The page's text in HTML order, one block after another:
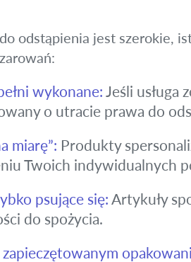
odstąpienia jest szerokie,
wykonane: Jeśli usługa
o utracie prawa do
miarę”: Produkty
Twoich indywidualnych
psujące się: Artykuły
do spożycia.